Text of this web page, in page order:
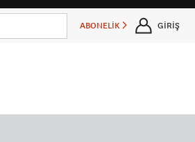
ABONELİK GİRİŞ